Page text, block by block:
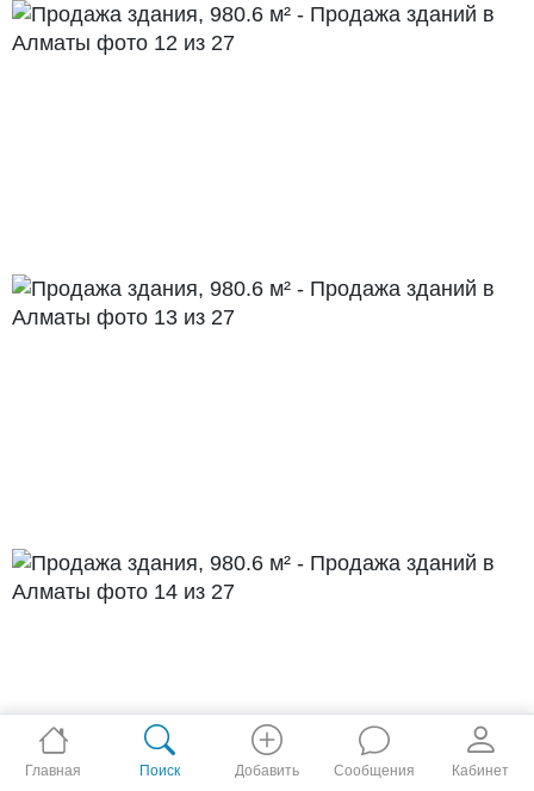
Главная Поиск Добавить Сообщения Кабинет